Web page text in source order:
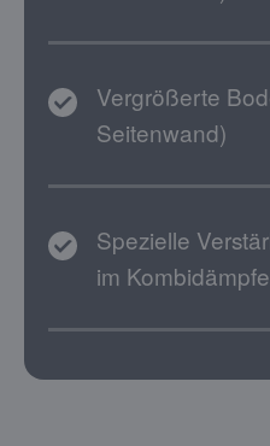
Vergrößerte
Seitenwand)
Spezielle
im